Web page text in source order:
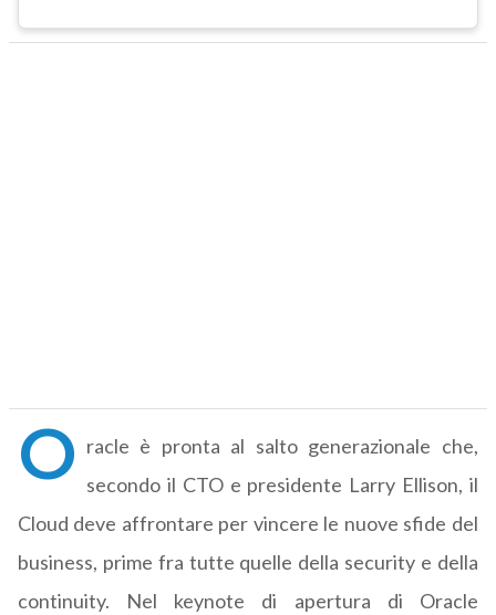
O racle è pronta al salto generazionale che,
secondo il CTO e presidente Larry Ellison, il
Cloud deve affrontare per vincere le nuove sfide del
business, prime fra tutte quelle della security e della
continuity. Nel keynote di apertura di Oracle